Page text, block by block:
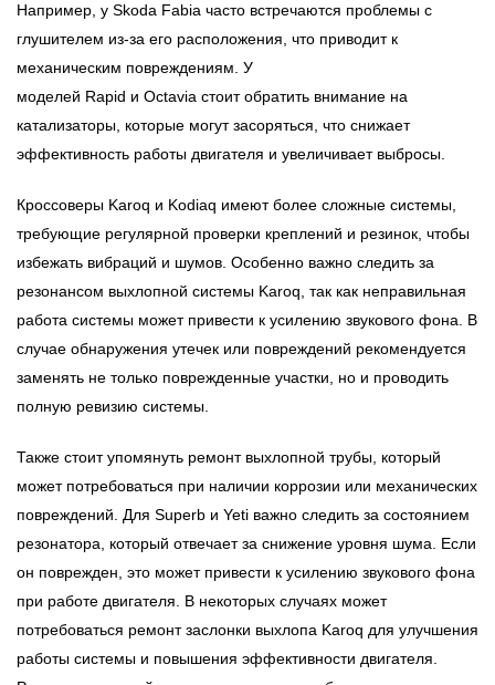
Например, у Skoda Fabia часто встречаются проблемы с
глушителем из-за его расположения, что приводит к
механическим повреждениям. У
моделей Rapid и Octavia стоит обратить внимание на
катализаторы, которые могут засоряться, что снижает
эффективность работы двигателя и увеличивает выбросы.
Кроссоверы Karoq и Kodiaq имеют более сложные системы,
требующие регулярной проверки креплений и резинок, чтобы
избежать вибраций и шумов. Особенно важно следить за
резонансом выхлопной системы Karoq, так как неправильная
работа системы может привести к усилению звукового фона. В
случае обнаружения утечек или повреждений рекомендуется
заменять не только поврежденные участки, но и проводить
полную ревизию системы.
Также стоит упомянуть ремонт выхлопной трубы, который
может потребоваться при наличии коррозии или механических
повреждений. Для Superb и Yeti важно следить за состоянием
резонатора, который отвечает за снижение уровня шума. Если
он поврежден, это может привести к усилению звукового фона
при работе двигателя. В некоторых случаях может
потребоваться ремонт заслонки выхлопа Karoq для улучшения
работы системы и повышения эффективности двигателя.